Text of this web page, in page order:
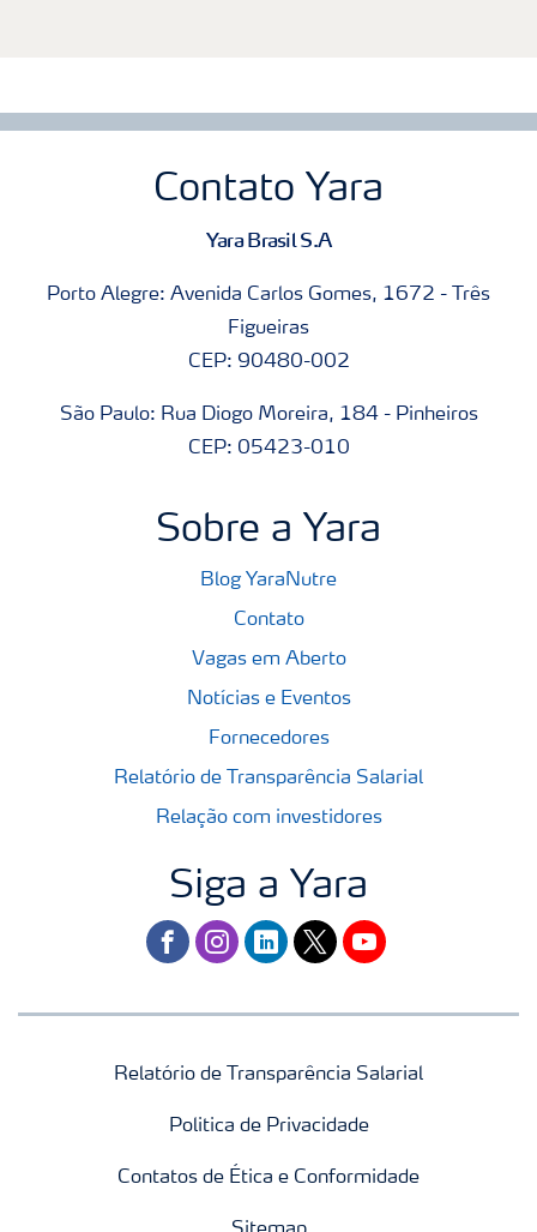
Contato Yara
Yara Brasil S.A
Porto Alegre: Avenida Carlos Gomes, 1672 - Três
Figueiras
CEP: 90480-002
São Paulo: Rua Diogo Moreira, 184 - Pinheiros
CEP: 05423-010
Sobre a Yara
Blog YaraNutre
Contato
Vagas em Aberto
Notícias e Eventos
Fornecedores
Relatório de Transparência Salarial
Relação com investidores
Siga a Yara
facebookinstagram
linkedintwitteryoutube
Relatório de Transparência Salarial
Politica de Privacidade
Contatos de Ética e Conformidade